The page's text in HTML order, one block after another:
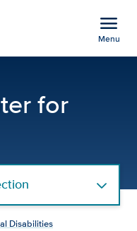
menu
Menu
for
Disabilities